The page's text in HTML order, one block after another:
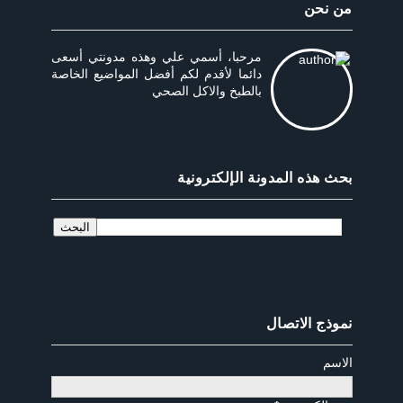
من نحن
مرحبا، أسمي علي وهذه مدونتي أسعى
دائما لأقدم لكم أفضل المواضيع الخاصة
بالطبخ والاكل الصحي
بحث هذه المدونة الإلكترونية
نموذج الاتصال
الاسم